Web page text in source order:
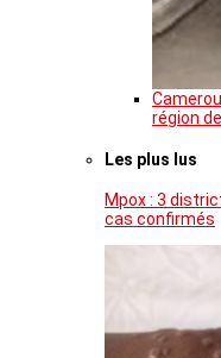
région
Les plus lus
Mpox : 3
cas confirmés